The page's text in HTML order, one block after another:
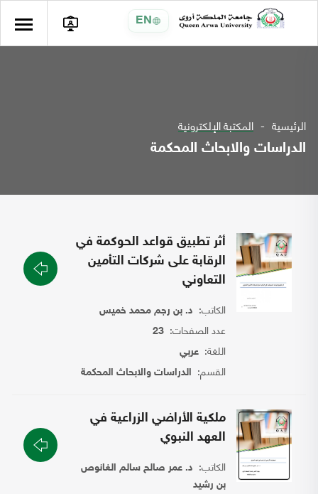
EN
الرئيسية المكتبة الإلكترونية
الدراسات والابحاث المحكمة
أثر تطبيق قواعد الحوكمة في
الرقابة على شركات التأمين
التعاوني
الكاتب: د. بن رجم محمد خميس
عدد الصفحات:23
اللغة:عربي
القسم: الدراسات والابحاث المحكمة
ملكية الأراضي الزراعية في
العهد النبوي
الكاتب: د. عمر صالح سالم الغانوص
بن رشيد